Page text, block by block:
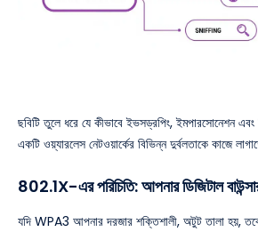
ছবিটি তুলে ধরে যে কীভাবে ইভসড্রপিং, ইমপারসোনেশন
একটি ওয়্যারলেস নেটওয়ার্কের বিভিন্ন দুর্বলতাকে কাজে
802.1X-এর পরিচিতি: আপনার ডিজিটাল
যদি WPA3 আপনার দরজার শক্তিশালী, অটুট তালা হয়,